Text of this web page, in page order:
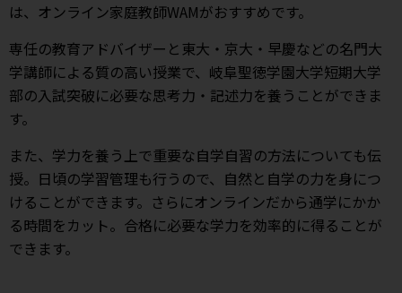
は、オンライン家庭教師WAMがおすすめです。
専任の教育アドバイザーと東大・京大・早慶などの名門大
学講師による質の高い授業で、岐阜聖徳学園大学短期大学
部の入試突破に必要な思考力・記述力を養うことができま
す。
また、学力を養う上で重要な自学自習の方法についても伝
授。日頃の学習管理も行うので、自然と自学の力を身につ
けることができます。さらにオンラインだから通学にかか
る時間をカット。合格に必要な学力を効率的に得ることが
できます。